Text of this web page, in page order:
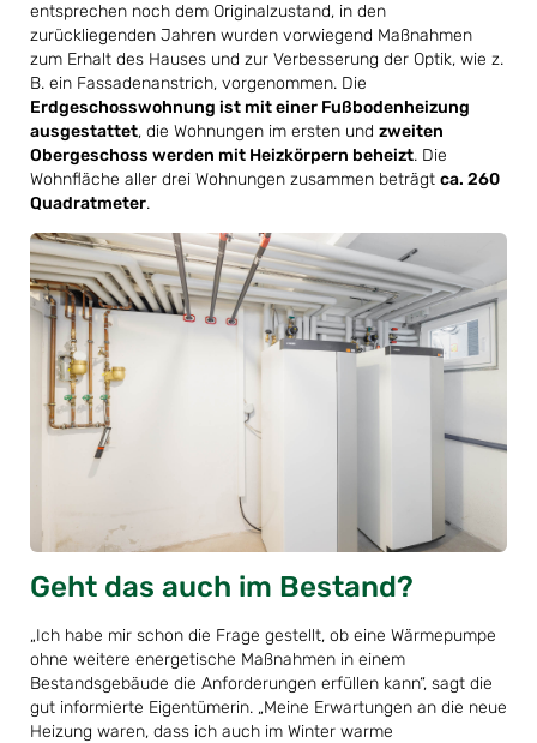
entsprechen noch dem Originalzustand, in den
zurückliegenden Jahren wurden vorwiegend Maßnahmen
zum Erhalt des Hauses und zur Verbesserung der Optik, wie z.
B. ein Fassadenanstrich, vorgenommen. Die
Erdgeschosswohnung ist mit einer Fußbodenheizung
ausgestattet, die Wohnungen im ersten und zweiten
Obergeschoss werden mit Heizkörpern beheizt. Die
Wohnfläche aller drei Wohnungen zusammen beträgt ca. 260
Quadratmeter.
Geht das auch im Bestand?
„Ich habe mir schon die Frage gestellt, ob eine Wärmepumpe
ohne weitere energetische Maßnahmen in einem
Bestandsgebäude die Anforderungen erfüllen kann“, sagt die
gut informierte Eigentümerin. „Meine Erwartungen an die neue
Heizung waren, dass ich auch im Winter warme